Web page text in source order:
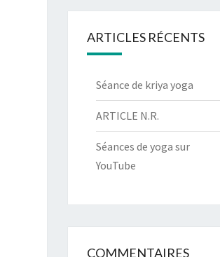
ARTICLES RÉCENTS
Séance de kriya yoga
ARTICLE N.R.
Séances de yoga sur
YouTube
COMMENTAIRES